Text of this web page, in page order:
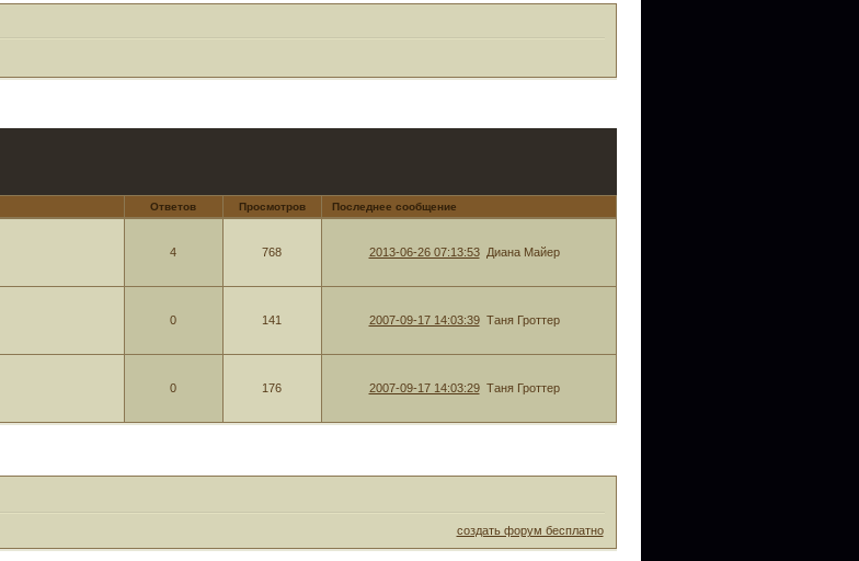
Ответов Просмотров Последнее сообщение
4
768 2013-06-26 07:13:53 Диана Майер
0
141 2007-09-17 14:03:39 Таня Гроттер
0
176 2007-09-17 14:03:29 Таня Гроттер
создать форум бесплатно